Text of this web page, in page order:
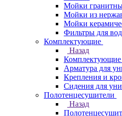
Мойки
Мойки из
Мойки
Фильтры для
Комплектующие
Назад
Комплектующие
Арматура для
Крепления и
Сидения для
Полотенцесушители
Назад